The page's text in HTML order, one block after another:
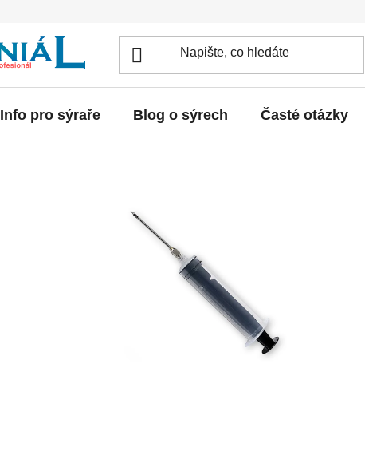
Info pro sýraře Blog o sýrech Časté otázky